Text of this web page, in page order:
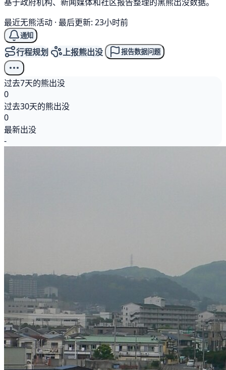
最近无熊活动 · 最后更新: 23小时前
通知
行程规划 上报熊出没 报告数据问题
过去7天的熊出没
0
过去30天的熊出没
0
最新出没
-